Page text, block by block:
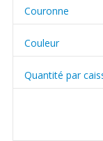
Couronne
Couleur
Quantité par